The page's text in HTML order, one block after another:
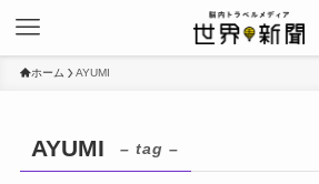
ホーム AYUMI
AYUMI – tag –